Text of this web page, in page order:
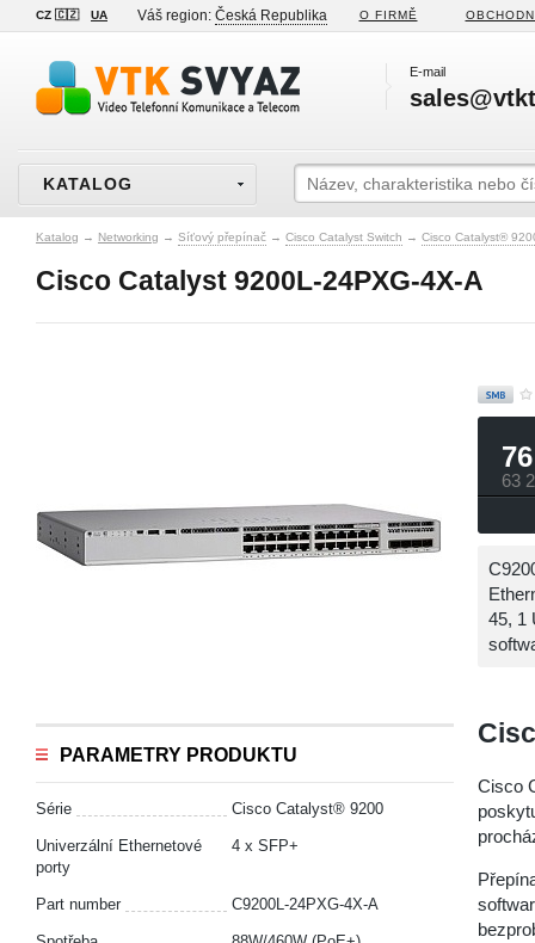
CZ 🇨🇿 UA Váš region: Česká Republika O FIRMĚ
E-mail
KATALOG
Katalog → Networking → Síťový přepínač → Cisco Catalyst Switch → Cisco Catalyst®
Cisco Catalyst 9200L-24PXG-4X-A
PARAMETRY PRODUKTU
Série Cisco Catalyst® 9200
Univerzální Ethernetové
porty
4 x SFP+
Part number C9200L-24PXG-4X-A
63
45, 1
Cisco